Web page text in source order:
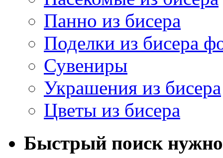
Панно из бисера
Поделки из бисера
Сувениры
Украшения из бисера
Цветы из бисера
Быстрый поиск